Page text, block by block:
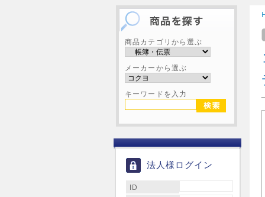
商品カテゴリから選ぶ
メーカーから選ぶ
キーワードを入力
法人様ログイン
ID